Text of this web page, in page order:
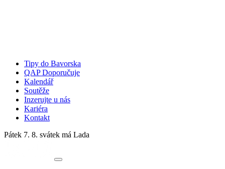
Tipy do Bavorska
QAP Doporučuje
Kalendář
Soutěže
Inzerujte u nás
Kariéra
Kontakt
Pátek 7. 8. svátek má Lada